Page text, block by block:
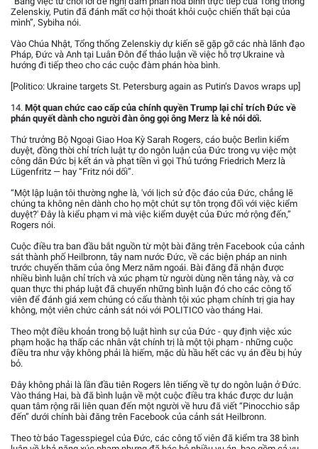
Zelenskiy, Putin đã đánh mất cơ hội thoát khỏi cuộc chiến thất bại của
mình”, Sybiha nói.
Vào Chúa Nhật, Tổng thống Zelenskiy dự kiến sẽ gặp gỡ các nhà lãnh đạo
Pháp, Đức và Anh tại Luân Đôn để thảo luận về việc hỗ trợ Ukraine và
hướng đi tiếp theo cho các cuộc đàm phán hòa bình.
[Politico: Ukraine targets St. Petersburg again as Putin’s Davos wraps up]
14. Một quan chức cao cấp của chính quyền Trump lại chỉ trích Đức về
phán quyết dành cho người đàn ông gọi ông Merz là kẻ nói dối.
Thứ trưởng Bộ Ngoại Giao Hoa Kỳ Sarah Rogers, cáo buộc Berlin kiểm
duyệt, đồng thời chỉ trích luật tự do ngôn luận của Đức trong vụ việc một
công dân Đức bị kết án và phạt tiền vì gọi Thủ tướng Friedrich Merz là
Lügenfritz — hay “Fritz nói dối”.
“Một lập luận tôi thường nghe là, 'với lịch sử độc đáo của Đức, chẳng lẽ
chúng ta không nên dành cho họ một chút sự tôn trọng đối với việc kiểm
duyệt?' Đây là kiểu phạm vi mà việc kiểm duyệt của Đức mở rộng đến,”
Rogers nói.
Cuộc điều tra ban đầu bắt nguồn từ một bài đăng trên Facebook của cảnh
sát thành phố Heilbronn, tây nam nước Đức, về các biện pháp an ninh
trước chuyến thăm của ông Merz năm ngoái. Bài đăng đã nhận được
nhiều bình luận chỉ trích và xúc phạm từ người dùng nền tảng này, và cơ
quan thực thi pháp luật đã chuyển những bình luận đó cho các công tố
viên để đánh giá xem chúng có cấu thành tội xúc phạm chính trị gia hay
không, một viên chức cảnh sát nói với POLITICO vào tháng Hai.
Theo một điều khoản trong bộ luật hình sự của Đức - quy định việc xúc
phạm hoặc hạ thấp các nhân vật chính trị là một tội phạm - những cuộc
điều tra như vậy không phải là hiếm, mặc dù hầu hết các vụ án đều bị hủy
bỏ.
Đây không phải là lần đầu tiên Rogers lên tiếng về tự do ngôn luận ở Đức.
Vào tháng Hai, bà đã bình luận về một cuộc điều tra khác được dư luận
quan tâm rộng rãi liên quan đến một người về hưu đã viết “Pinocchio sắp
đến” dưới chính bài đăng trên Facebook của cảnh sát Heilbronn.
Theo tờ báo Tagesspiegel của Đức, các công tố viên đã kiểm tra 38 bình